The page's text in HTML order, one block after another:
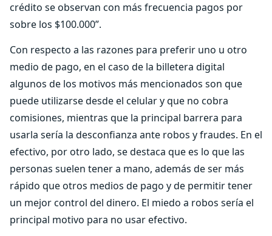
crédito se observan con más frecuencia pagos por
sobre los $100.000”.
Con respecto a las razones para preferir uno u otro
medio de pago, en el caso de la billetera digital
algunos de los motivos más mencionados son que
puede utilizarse desde el celular y que no cobra
comisiones, mientras que la principal barrera para
usarla sería la desconfianza ante robos y fraudes. En el
efectivo, por otro lado, se destaca que es lo que las
personas suelen tener a mano, además de ser más
rápido que otros medios de pago y de permitir tener
un mejor control del dinero. El miedo a robos sería el
principal motivo para no usar efectivo.